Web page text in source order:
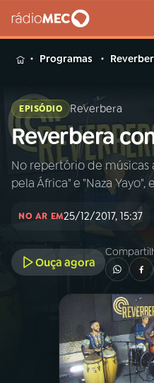
MENU
Buscar
na
Rádio
MEC
Início
INÍCIO
A RÁDIO
PROGRAMAÇÃO
Programas
EPISÓDIO Reverbera
Reverbera
No repertório de músicas
pela África" e "Naza Yayo",
NO AR EM25/12/2017, 15:37
Ouça agora